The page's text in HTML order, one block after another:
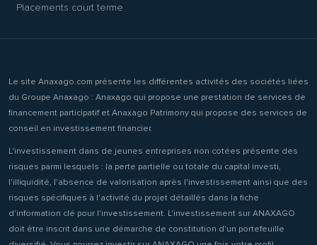
Placements court terme
Le site Anaxago.com présente les différentes activités des sociétés liées
du Groupe Anaxago : Anaxago qui propose une prestation de services de
financement participatif et Anaxago Patrimony qui propose des services de
conseil en investissement financier.
L'investissement dans de jeunes entreprises non cotées présente des
risques parmi lesquels : la perte partielle ou totale du capital investi,
l'illiquidité, l'absence de valorisation après l'investissement ainsi que des
risques spécifiques à l'activité du projet détaillés dans la fiche
d'information clé pour l'investissement. L'investissement sur ANAXAGO
doit être inscrit dans une démarche de constitution d'un portefeuille